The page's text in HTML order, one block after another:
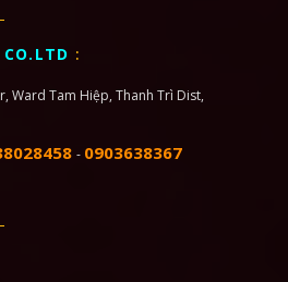
:
Ward Tam Hiệp, Thanh Trì Dist,
- 0903638367